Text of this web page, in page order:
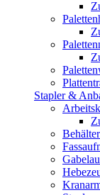
Stapler &